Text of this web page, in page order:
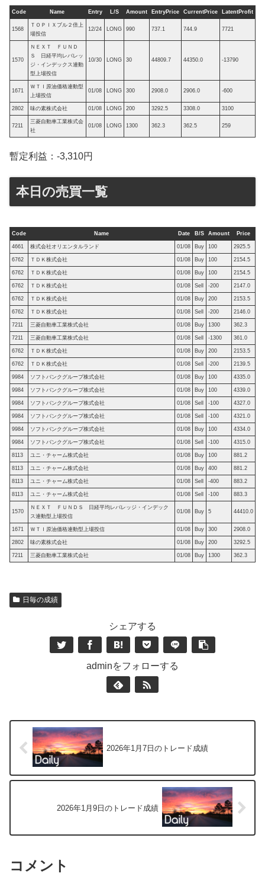
Code Name Entry L/S Amount EntryPrice CurrentPrice LatentProfit
1568
ＴＯＰＩＸブル２倍上
場投信
12/24 LONG 990 737.1 744.9 7721
1570
ＮＥＸＴ ＦＵＮＤ
Ｓ 日経平均レバレッ
ジ・インデックス連動
型上場投信
10/30 LONG 30 44809.7 44350.0 -13790
1671
ＷＴＩ原油価格連動型
上場投信
01/08 LONG 300 2908.0 2906.0 -600
2802 味の素株式会社 01/08 LONG 200 3292.5 3308.0 3100
7211
三菱自動車工業株式会
社
01/08 LONG 1300 362.3 362.5 259
暫定利益：-3,310円
本日の売買一覧
Code Name Date B/S Amount Price
4661 株式会社オリエンタルランド 01/08 Buy 100 2925.5
6762 ＴＤＫ株式会社 01/08 Buy 100 2154.5
6762 ＴＤＫ株式会社 01/08 Buy 100 2154.5
6762 ＴＤＫ株式会社 01/08 Sell -200 2147.0
6762 ＴＤＫ株式会社 01/08 Buy 200 2153.5
6762 ＴＤＫ株式会社 01/08 Sell -200 2146.0
7211 三菱自動車工業株式会社 01/08 Buy 1300 362.3
7211 三菱自動車工業株式会社 01/08 Sell -1300 361.0
6762 ＴＤＫ株式会社 01/08 Buy 200 2153.5
6762 ＴＤＫ株式会社 01/08 Sell -200 2139.5
9984 ソフトバンクグループ株式会社 01/08 Buy 100 4335.0
9984 ソフトバンクグループ株式会社 01/08 Buy 100 4339.0
9984 ソフトバンクグループ株式会社 01/08 Sell -100 4327.0
9984 ソフトバンクグループ株式会社 01/08 Sell -100 4321.0
9984 ソフトバンクグループ株式会社 01/08 Buy 100 4334.0
9984 ソフトバンクグループ株式会社 01/08 Sell -100 4315.0
8113 ユニ・チャーム株式会社 01/08 Buy 100 881.2
8113 ユニ・チャーム株式会社 01/08 Buy 400 881.2
8113 ユニ・チャーム株式会社 01/08 Sell -400 883.2
8113 ユニ・チャーム株式会社 01/08 Sell -100 883.3
1570
ＮＥＸＴ ＦＵＮＤＳ 日経平均レバレッジ・インデック
ス連動型上場投信
01/08 Buy 5 44410.0
1671 ＷＴＩ原油価格連動型上場投信 01/08 Buy 300 2908.0
2802 味の素株式会社 01/08 Buy 200 3292.5
7211 三菱自動車工業株式会社 01/08 Buy 1300 362.3
日毎の成績
シェアする
adminをフォローする
2026年1月7日のトレード成績
2026年1月9日のトレード成績
コメント